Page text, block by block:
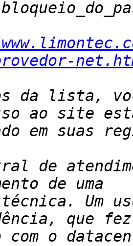
da lista,
de
Um
com o